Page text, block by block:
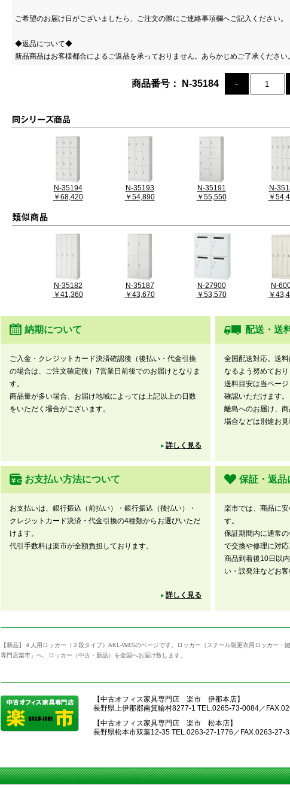
ご希望のお届け日がございましたら、ご注文の際にご連絡事項欄へご記入ください。
◆返品について◆
新品商品はお客様都合によるご返品を承っておりません。あらかじめご了承ください。
商品番号： N-35184
N-35194
￥68,420
N-35193
￥54,890
N-35191
￥55,550
N-
￥
N-35182
￥41,360
N-35187
￥43,670
N-27900
￥53,570
N-
￥
納期について
ご入金・クレジットカード決済確認後（後払い・代金引換
の場合は、ご注文確定後）7営業日前後でのお届けとなりま
す。
商品量が多い場合、お届け地域によっては上記以上の日数
をいただく場合がございます。
詳しく見る
配送・送
全国配送対応。送
なるよう努めており
送料目安は当ペー
確認いただけます。
離島へのお届け、
場合などは別途お見
お支払い方法について
お支払いは、銀行振込（前払い）・銀行振込（後払い）・
クレジットカード決済・代金引換の4種類からお選びいただ
けます。
代引手数料は楽市が全額負担しております。
詳しく見る
保証・返品
楽市では、商品に
す。
保証期間内に通常
で交換や修理に対応
商品到着後10日以
い・誤発注などお
【新品】４人用ロッカー（２段タイプ）AKL-W4Sのページです。ロッカー（スチール製更衣用ロッカー・
専門店楽市」へ、ロッカー（中古・新品）を全国へお届け致します。
【中古オフィス家具専門店 楽市 伊那本店】
長野県上伊那郡南箕輪村8277-1 TEL.0265-73-0084／
【中古オフィス家具専門店 楽市 松本店】
長野県松本市双葉12-35 TEL.0263-27-1776／FAX.0263-27-